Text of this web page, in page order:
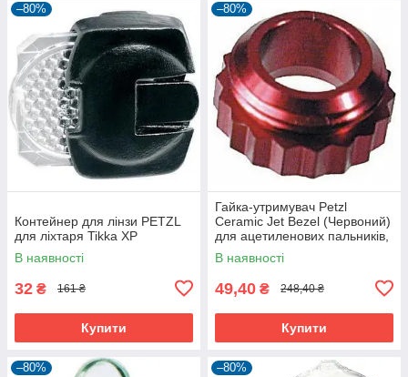
–80%
Контейнер для лінзи PETZL
для ліхтаря Tikka XP
В наявності
32 ₴ 161 ₴
Купити
–80%
Гайка-утримувач Petzl
Ceramic Jet Bezel (Червоний)
для ацетиленових пальників,
10 г, CE
В наявності
49,40 ₴ 248,40 ₴
Купити
–80% –80%